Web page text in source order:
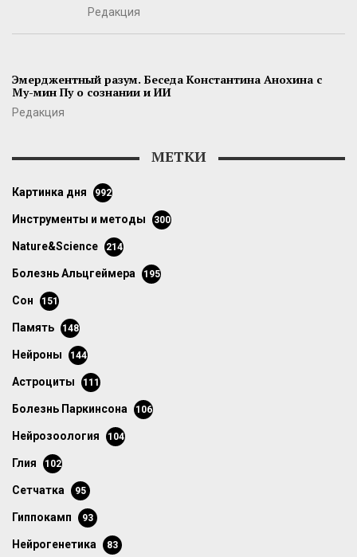
Редакция
Эмерджентный разум. Беседа Константина Анохина с
Му-мин Пу о сознании и ИИ
Редакция
МЕТКИ
картинка дня 992
инструменты и методы 300
Nature&Science 214
болезнь Альцгеймера 195
сон 151
память 148
нейроны 144
астроциты 111
болезнь Паркинсона 106
нейрозоология 104
глия 102
сетчатка 95
гиппокамп 93
нейрогенетика 83